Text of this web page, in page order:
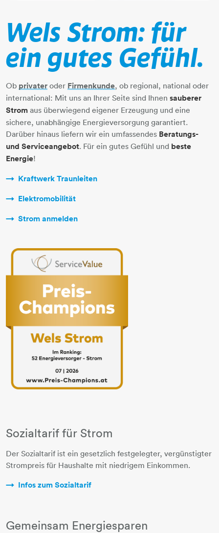
Wels Strom: für
ein gutes Gefühl.
Ob privater oder Firmenkunde, ob regional, national oder
international: Mit uns an Ihrer Seite sind Ihnen sauberer
Strom aus überwiegend eigener Erzeugung und eine
sichere, unabhängige Energieversorgung garantiert.
Darüber hinaus liefern wir ein umfassendes Beratungs-
und Serviceangebot. Für ein gutes Gefühl und beste
Energie!
Kraftwerk Traunleiten
Elektromobilität
Strom anmelden
Sozialtarif für Strom
Der Sozialtarif ist ein gesetzlich festgelegter, vergünstigter
Strompreis für Haushalte mit niedrigem Einkommen.​​​
Infos zum Sozialtarif
Gemeinsam Energiesparen